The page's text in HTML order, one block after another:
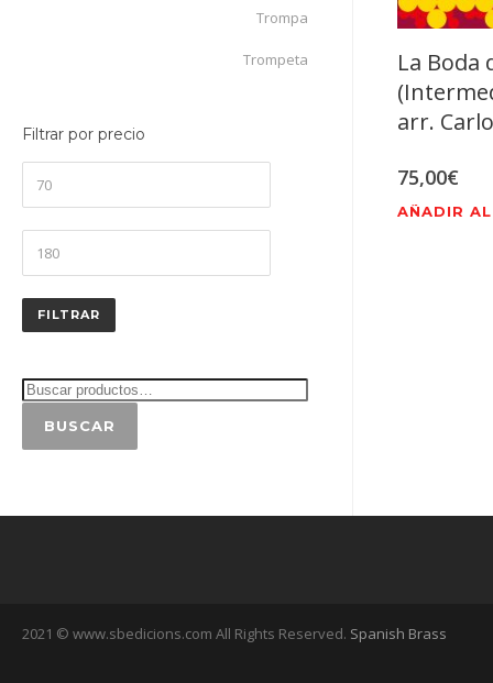
La Boda
arr.
75,00€
AÑADIR
Trompa
Trompeta
Filtrar por precio
FILTRAR
BUSCAR
2021 © www.sbedicions.com All Rights Reserved. Spanish Brass